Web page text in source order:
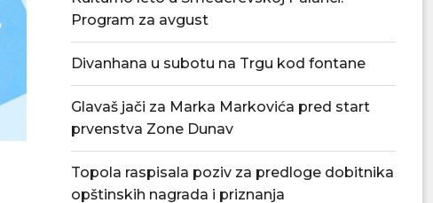
Zahtevi za premiju za mleko za
drugi kvartal...
Đedović
Srbije naftnim
Program za avgust
Divanhana u subotu na Trgu kod fontane
Glavaš jači za Marka Markovića pred start
prvenstva Zone Dunav
Topola raspisala poziv za predloge dobitnika
opštinskih nagrada i priznanja